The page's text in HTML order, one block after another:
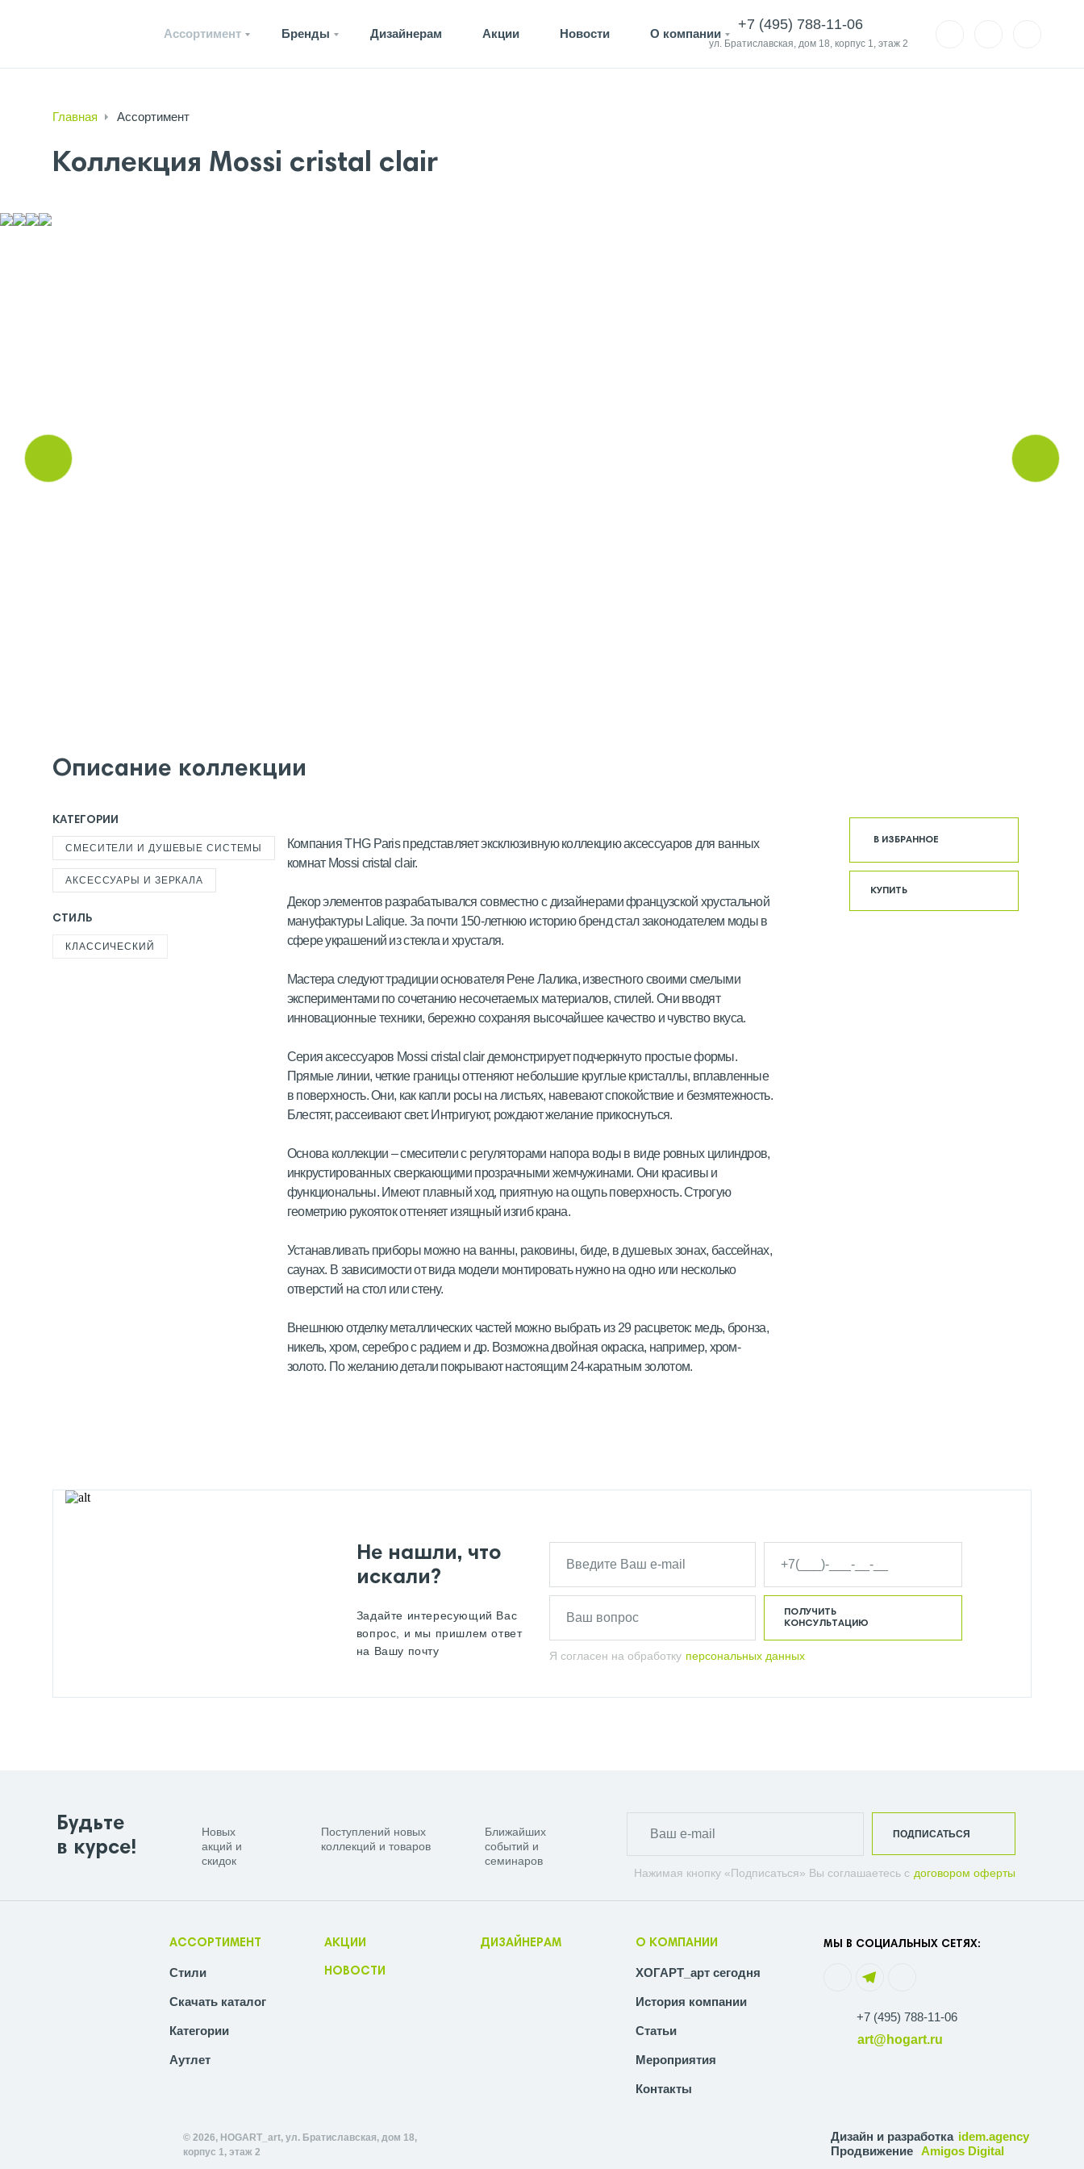
Ассортимент Бренды Дизайнерам Акции Новости О компании
+7 (495) 788-11-06
ул. Братиславская, дом 18, корпус 1, этаж 2
Главная Ассортимент
Коллекция Mossi cristal clair
Описание коллекции
КАТЕГОРИИ
СМЕСИТЕЛИ И ДУШЕВЫЕ СИСТЕМЫ
АКСЕССУАРЫ И ЗЕРКАЛА
СТИЛЬ
КЛАССИЧЕСКИЙ
Компания THG Paris представляет эксклюзивную коллекцию аксессуаров для ванных
комнат Mossi cristal clair.
Декор элементов разрабатывался совместно с дизайнерами французской хрустальной
мануфактуры Lalique. За почти 150-летнюю историю бренд стал законодателем моды в
сфере украшений из стекла и хрусталя.
Мастера следуют традиции основателя Рене Лалика, известного своими смелыми
экспериментами по сочетанию несочетаемых материалов, стилей. Они вводят
инновационные техники, бережно сохраняя высочайшее качество и чувство вкуса.
Серия аксессуаров Mossi cristal clair демонстрирует подчеркнуто простые формы.
Прямые линии, четкие границы оттеняют небольшие круглые кристаллы, вплавленные
в поверхность. Они, как капли росы на листьях, навевают спокойствие и безмятежность.
Блестят, рассеивают свет. Интригуют, рождают желание прикоснуться.
Основа коллекции – смесители с регуляторами напора воды в виде ровных цилиндров,
инкрустированных сверкающими прозрачными жемчужинами. Они красивы и
функциональны. Имеют плавный ход, приятную на ощупь поверхность. Строгую
геометрию рукояток оттеняет изящный изгиб крана.
Устанавливать приборы можно на ванны, раковины, биде, в душевых зонах, бассейнах,
саунах. В зависимости от вида модели монтировать нужно на одно или несколько
отверстий на стол или стену.
Внешнюю отделку металлических частей можно выбрать из 29 расцветок: медь, бронза,
никель, хром, серебро с радием и др. Возможна двойная окраска, например, хром-
золото. По желанию детали покрывают настоящим 24-каратным золотом.
В ИЗБРАННОЕ
КУПИТЬ
Не нашли, что
искали?
Задайте интересующий Вас
вопрос, и мы пришлем ответ
на Вашу почту
Я согласен на обработку персональных данных
ПОЛУЧИТЬ
КОНСУЛЬТАЦИЮ
Будьте
в курсе!
Новых
акций и
скидок
Поступлений новых
коллекций и товаров
Ближайших
событий и
семинаров
Нажимая кнопку «Подписаться» Вы соглашаетесь с договором оферты
ПОДПИСАТЬСЯ
АССОРТИМЕНТ
Стили
Скачать каталог
Категории
Аутлет
АКЦИИ
НОВОСТИ
ДИЗАЙНЕРАМ О КОМПАНИИ
ХОГАРТ_арт сегодня
История компании
Статьи
Мероприятия
Контакты
МЫ В СОЦИАЛЬНЫХ СЕТЯХ:
+7 (495) 788-11-06
art@hogart.ru
© 2026, HOGART_art, ул. Братиславская, дом 18,
корпус 1, этаж 2
Дизайн и разработка idem.agency
Продвижение Amigos Digital